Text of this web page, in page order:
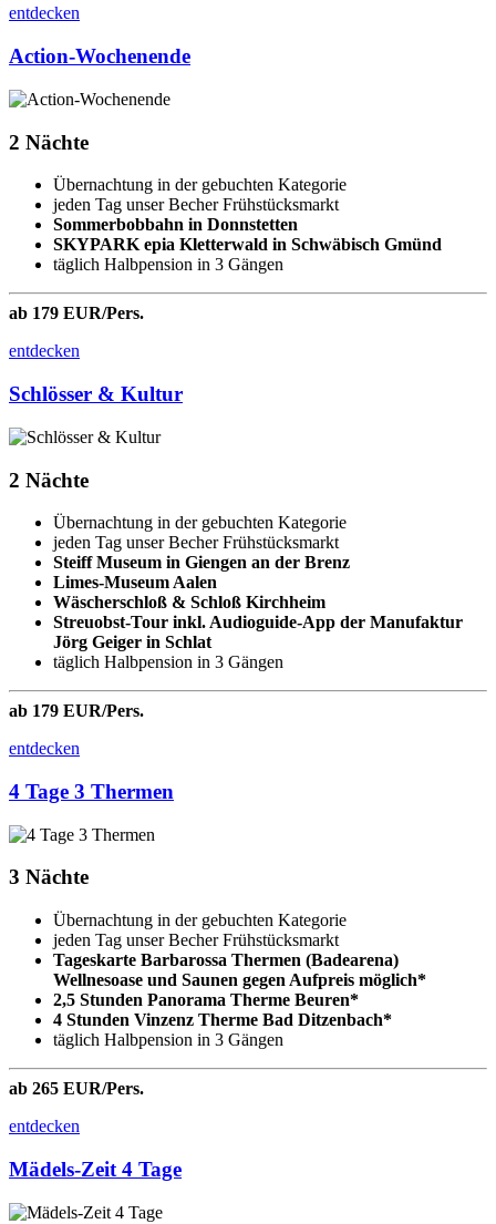
entdecken
Action-Wochenende
2 Nächte
Übernachtung in der gebuchten Kategorie
jeden Tag unser Becher Frühstücksmarkt
Sommerbobbahn in Donnstetten
SKYPARK epia Kletterwald in Schwäbisch Gmünd
täglich Halbpension in 3 Gängen
ab 179 EUR/Pers.
entdecken
Schlösser & Kultur
2 Nächte
Übernachtung in der gebuchten Kategorie
jeden Tag unser Becher Frühstücksmarkt
Steiff Museum in Giengen an der Brenz
Limes-Museum Aalen
Wäscherschloß & Schloß Kirchheim
Streuobst-Tour inkl. Audioguide-App der Manufaktur
Jörg Geiger in Schlat
täglich Halbpension in 3 Gängen
ab 179 EUR/Pers.
entdecken
4 Tage 3 Thermen
3 Nächte
Übernachtung in der gebuchten Kategorie
jeden Tag unser Becher Frühstücksmarkt
Tageskarte Barbarossa Thermen (Badearena)
Wellnesoase und Saunen gegen Aufpreis möglich*
2,5 Stunden Panorama Therme Beuren*
4 Stunden Vinzenz Therme Bad Ditzenbach*
täglich Halbpension in 3 Gängen
ab 265 EUR/Pers.
entdecken
Mädels-Zeit 4 Tage